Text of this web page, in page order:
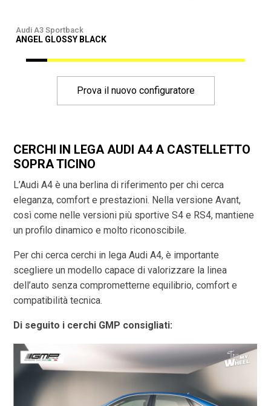
Audi A3 Sportback
ANGEL GLOSSY BLACK
Prova il nuovo configuratore
CERCHI IN LEGA AUDI A4 A CASTELLETTO
SOPRA TICINO
L’Audi A4 è una berlina di riferimento per chi cerca
eleganza, comfort e prestazioni. Nella versione Avant,
così come nelle versioni più sportive S4 e RS4, mantiene
un profilo dinamico e molto riconoscibile.
Per chi cerca cerchi in lega Audi A4, è importante
scegliere un modello capace di valorizzare la linea
dell’auto senza comprometterne equilibrio, comfort e
compatibilità tecnica.
Di seguito i cerchi GMP consigliati: